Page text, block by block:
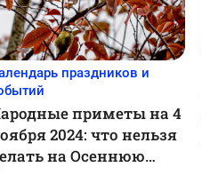
праздников и
приметы на 4
2024: что нельзя
на Осеннюю